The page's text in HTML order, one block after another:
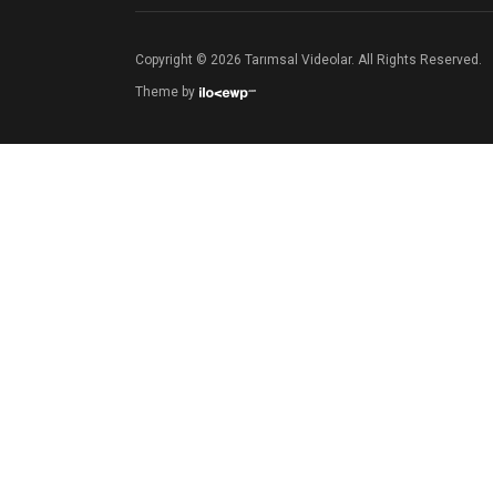
Copyright © 2026 Tarımsal Videolar. All Rights Reserved.
Theme by